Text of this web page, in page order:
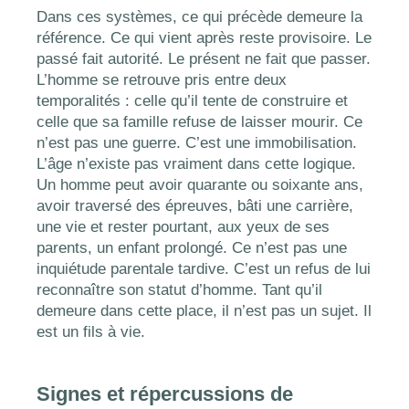
Dans ces systèmes, ce qui précède demeure la
référence. Ce qui vient après reste provisoire. Le
passé fait autorité. Le présent ne fait que passer.
L’homme se retrouve pris entre deux
temporalités : celle qu’il tente de construire et
celle que sa famille refuse de laisser mourir. Ce
n’est pas une guerre. C’est une immobilisation.
L’âge n’existe pas vraiment dans cette logique.
Un homme peut avoir quarante ou soixante ans,
avoir traversé des épreuves, bâti une carrière,
une vie et rester pourtant, aux yeux de ses
parents, un enfant prolongé. Ce n’est pas une
inquiétude parentale tardive. C’est un refus de lui
reconnaître son statut d’homme. Tant qu’il
demeure dans cette place, il n’est pas un sujet. Il
est un fils à vie.
Signes et répercussions de